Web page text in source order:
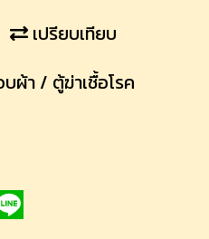
เปรียบเทียบ
ผ้า / ตู้ฆ่าเชื้อโรค